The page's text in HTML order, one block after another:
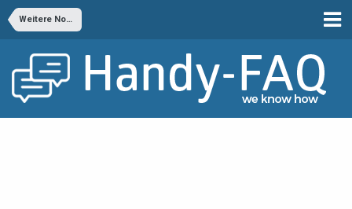
Weitere Nokia Windows Handys